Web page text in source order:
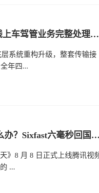
新版交管12123海外使用受阻 海外车主线上车驾管业务完整处理指南
系统重构升级，整套传输接
年四...
海外怎么看完美世界剧场版？看不了怎么办？Sixfast六毫
》8 月 8 日正式上线腾讯视
...